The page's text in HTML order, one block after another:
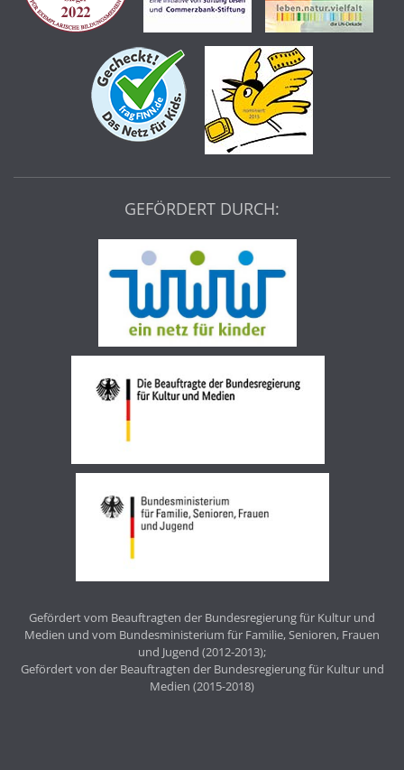
GEFÖRDERT DURCH:
Gefördert vom Beauftragten der Bundesregierung für Kultur und
Medien und vom Bundesministerium für Familie, Senioren, Frauen
und Jugend (2012-2013);
Gefördert von der Beauftragten der Bundesregierung für Kultur und
Medien (2015-2018)